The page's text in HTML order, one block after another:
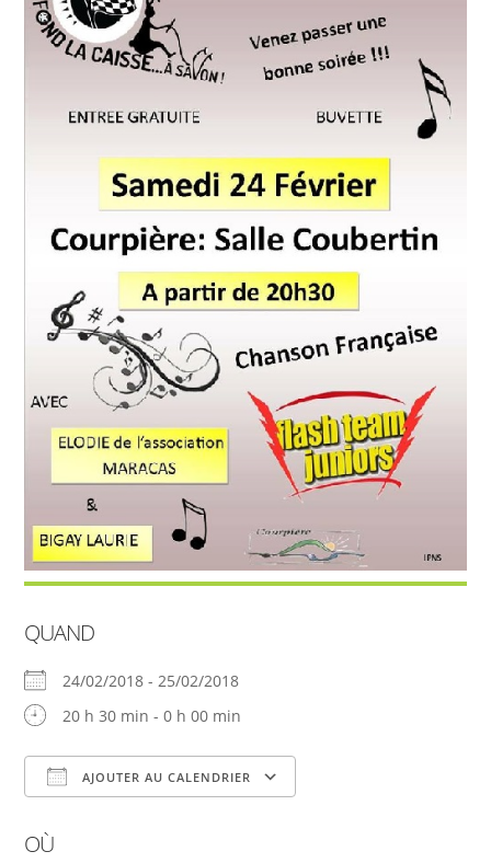
QUAND
24/02/2018 - 25/02/2018
20 h 30 min - 0 h 00 min
AJOUTER AU CALENDRIER
OÙ